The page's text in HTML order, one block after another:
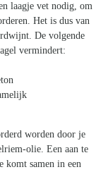
laagje vet nodig, om
Het is dus van
De volgende
vermindert:
worden door je
olie. Een aan te
komt samen in een